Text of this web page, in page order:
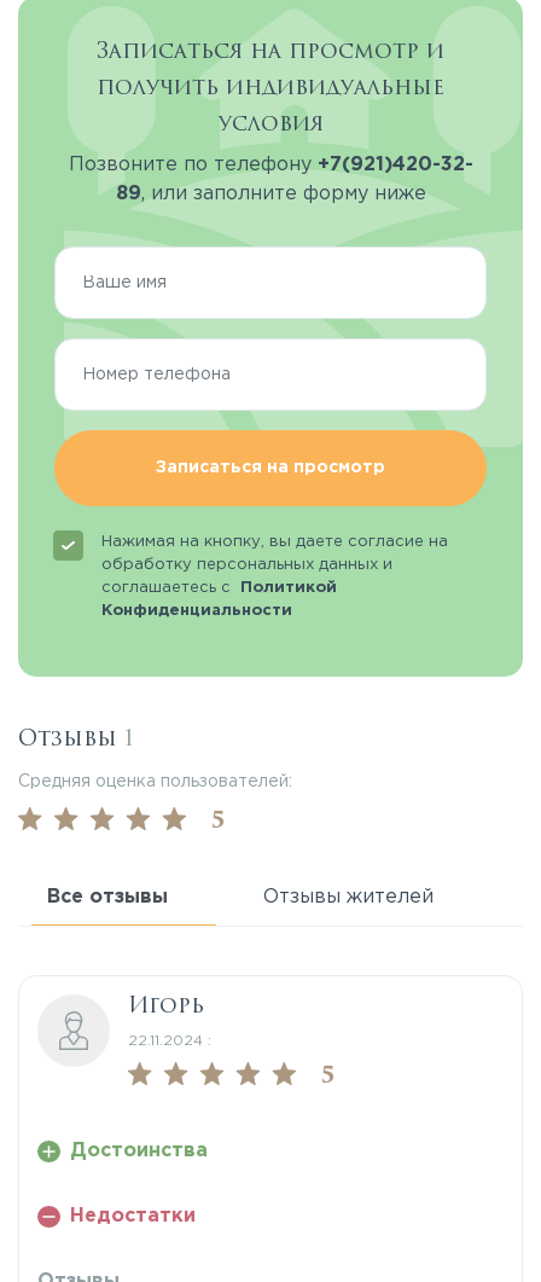
Записаться на просмотр и
получить индивидуальные
условия
Позвоните по телефону +7(921)420-32-
89, или заполните форму ниже
Записаться на просмотр
Нажимая на кнопку, вы даете согласие на
обработку персональных данных и
соглашаетесь с
Политикой
Конфиденциальности
Отзывы 1
Средняя оценка пользователей:
5
Все отзывы Отзывы жителей
Игорь
22.11.2024 :
5
Достоинства
Недостатки